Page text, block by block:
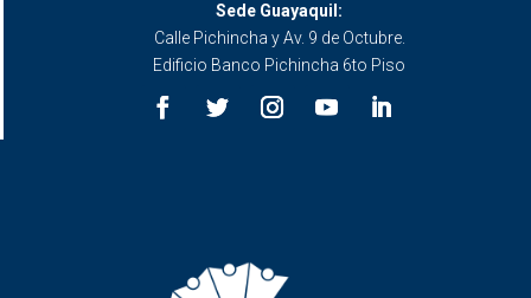
Sede Guayaquil:
Calle Pichincha y Av. 9 de Octubre.
Edificio Banco Pichincha 6to Piso